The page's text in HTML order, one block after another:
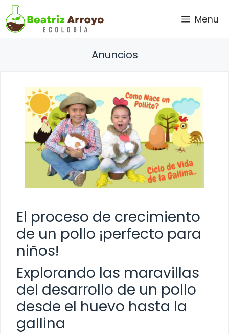
Saltar
al
contenido
Menu
Anuncios
El proceso de crecimiento
de un pollo ¡perfecto para
niños!
Explorando las maravillas
del desarrollo de un pollo
desde el huevo hasta la
gallina